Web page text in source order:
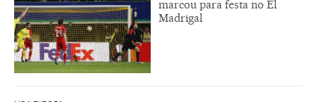
marcou para festa no El
Madrigal